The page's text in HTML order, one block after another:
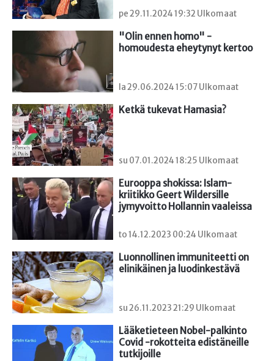
pe 29.11.2024 19:32 Ulkomaat
"Olin ennen homo" -
homoudesta eheytynyt kertoo
la 29.06.2024 15:07 Ulkomaat
Ketkä tukevat Hamasia?
su 07.01.2024 18:25 Ulkomaat
Eurooppa shokissa: Islam-
kriitikko Geert Wildersille
jymyvoitto Hollannin vaaleissa
to 14.12.2023 00:24 Ulkomaat
Luonnollinen immuniteetti on
elinikäinen ja luodinkestävä
su 26.11.2023 21:29 Ulkomaat
Lääketieteen Nobel-palkinto
Covid -rokotteita edistäneille
tutkijoille